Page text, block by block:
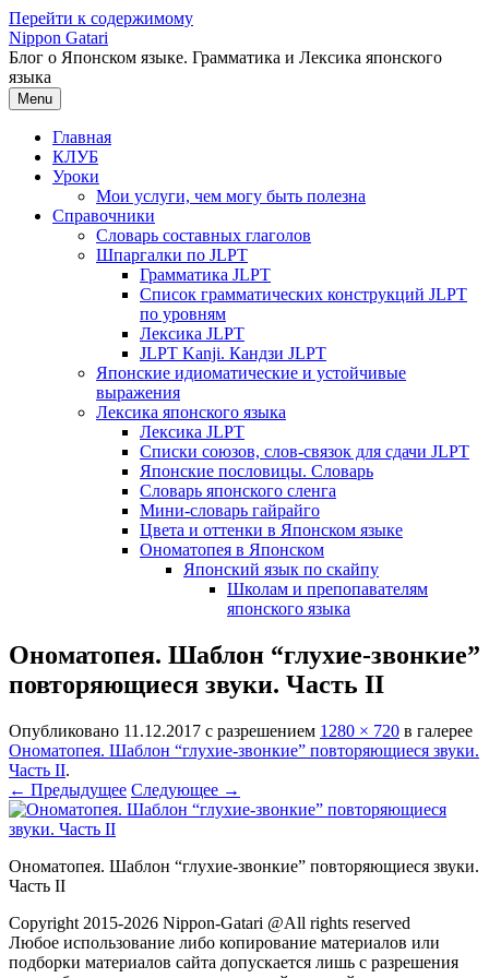
Перейти к содержимому
Nippon Gatari
Блог о Японском языке. Грамматика и Лексика японского
языка
Menu
Главная
КЛУБ
Уроки
Мои услуги, чем могу быть полезна
Справочники
Словарь составных глаголов
Шпаргалки по JLPT
Грамматика JLPT
Список грамматических конструкций JLPT
по уровням
Лексика JLPT
JLPT Kanji. Кандзи JLPT
Японские идиоматические и устойчивые
выражения
Лексика японского языка
Лексика JLPT
Списки союзов, слов-связок для сдачи JLPT
Японские пословицы. Словарь
Словарь японского сленга
Мини-словарь гайрайго
Цвета и оттенки в Японском языке
Ономатопея в Японском
Японский язык по скайпу
Школам и препопавателям
японского языка
Ономатопея. Шаблон “глухие-звонкие”
повторяющиеся звуки. Часть II
Опубликовано 11.12.2017 с разрешением 1280 × 720 в галерее
Ономатопея. Шаблон “глухие-звонкие” повторяющиеся звуки.
Часть II.
← Предыдущее Следующее →
Ономатопея. Шаблон “глухие-звонкие” повторяющиеся звуки.
Часть II
Copyright 2015-2026 Nippon-Gatari @All rights reserved
Любое использование либо копирование материалов или
подборки материалов сайта допускается лишь с разрешения